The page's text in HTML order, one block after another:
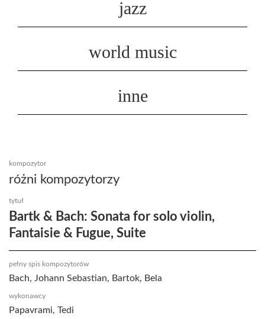
jazz
world music
inne
kompozytor
różni kompozytorzy
tytuł
Bartk & Bach: Sonata for solo violin,
Fantaisie & Fugue, Suite
pełny spis kompozytorów
Bach, Johann Sebastian, Bartok, Bela
wykonawcy
Papavrami, Tedi